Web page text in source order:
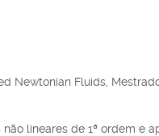
Newtonian Fluids,
não lineares de 1ª ordem e